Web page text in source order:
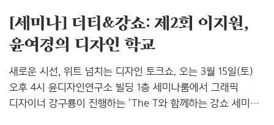
[세미나] 더티&강쇼: 제2회 이지원,
윤여경의 디자인 학교
새로운 시선, 위트 넘치는 디자인 토크쇼. 오는 3월 15일(토)
오후 4시 윤디자인연구소 빌딩 1층 세미나룸에서 그래픽
디자이너 강구룡이 진행하는 ‘The T와 함께하는 강쇼 세미나: